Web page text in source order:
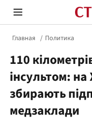
Стоп Политической
Главная Политика
110
інсультом:
збирають
медзаклади